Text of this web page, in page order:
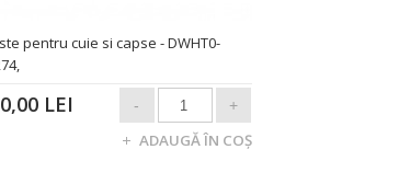
pentru cuie si capse - DWHT0-
LEI